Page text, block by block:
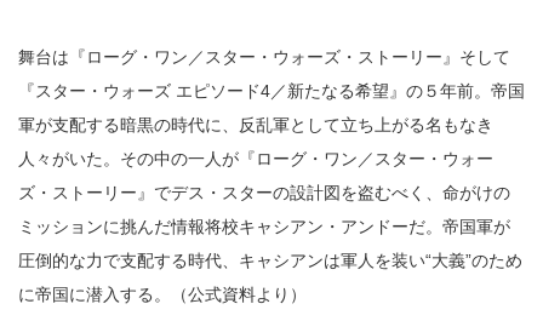
舞台は『ローグ・ワン／スター・ウォーズ・ストーリー』そして
『スター・ウォーズ エピソード4／新たなる希望』の５年前。帝国
軍が支配する暗黒の時代に、反乱軍として立ち上がる名もなき
人々がいた。その中の一人が『ローグ・ワン／スター・ウォー
ズ・ストーリー』でデス・スターの設計図を盗むべく、命がけの
ミッションに挑んだ情報将校キャシアン・アンドーだ。帝国軍が
圧倒的な力で支配する時代、キャシアンは軍人を装い“大義”のため
に帝国に潜入する。（公式資料より）